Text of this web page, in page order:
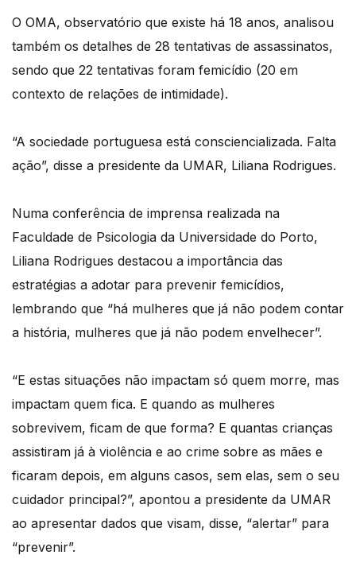
O OMA, observatório que existe há 18 anos, analisou
também os detalhes de 28 tentativas de assassinatos,
sendo que 22 tentativas foram femicídio (20 em
contexto de relações de intimidade).
“A sociedade portuguesa está consciencializada. Falta
ação”, disse a presidente da UMAR, Liliana Rodrigues.
Numa conferência de imprensa realizada na
Faculdade de Psicologia da Universidade do Porto,
Liliana Rodrigues destacou a importância das
estratégias a adotar para prevenir femicídios,
lembrando que “há mulheres que já não podem contar
a história, mulheres que já não podem envelhecer”.
“E estas situações não impactam só quem morre, mas
impactam quem fica. E quando as mulheres
sobrevivem, ficam de que forma? E quantas crianças
assistiram já à violência e ao crime sobre as mães e
ficaram depois, em alguns casos, sem elas, sem o seu
cuidador principal?”, apontou a presidente da UMAR
ao apresentar dados que visam, disse, “alertar” para
“prevenir”.